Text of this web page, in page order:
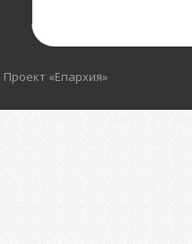
«Епархия»